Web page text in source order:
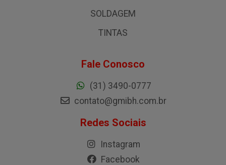
SOLDAGEM
TINTAS
Fale Conosco
(31) 3490-0777
contato@gmibh.com.br
Redes Sociais
Instagram
Facebook